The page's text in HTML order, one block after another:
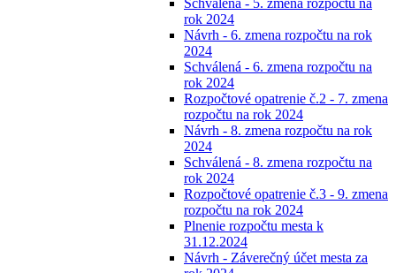
Schválená - 5. zmena rozpočtu na
rok 2024
Návrh - 6. zmena rozpočtu na rok
2024
Schválená - 6. zmena rozpočtu na
rok 2024
Rozpočtové opatrenie č.2 - 7. zmena
rozpočtu na rok 2024
Návrh - 8. zmena rozpočtu na rok
2024
Schválená - 8. zmena rozpočtu na
rok 2024
Rozpočtové opatrenie č.3 - 9. zmena
rozpočtu na rok 2024
Plnenie rozpočtu mesta k
31.12.2024
Návrh - Záverečný účet mesta za